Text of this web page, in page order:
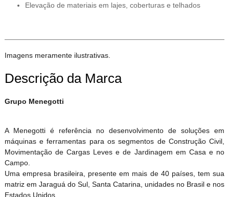
Elevação de materiais em lajes, coberturas e telhados
Imagens meramente ilustrativas.
Descrição da Marca
Grupo Menegotti
A Menegotti é referência no desenvolvimento de soluções em
máquinas e ferramentas para os segmentos de Construção Civil,
Movimentação de Cargas Leves e de Jardinagem em Casa e no
Campo.
Uma empresa brasileira, presente em mais de 40 países, tem sua
matriz em Jaraguá do Sul, Santa Catarina, unidades no Brasil e nos
Estados Unidos.